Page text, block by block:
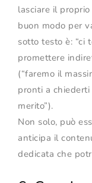
lasciare il
buon modo per
sotto testo è: “ci
promettere
(“faremo il
pronti a
merito”).
Non solo, può
anticipa il
dedicata che